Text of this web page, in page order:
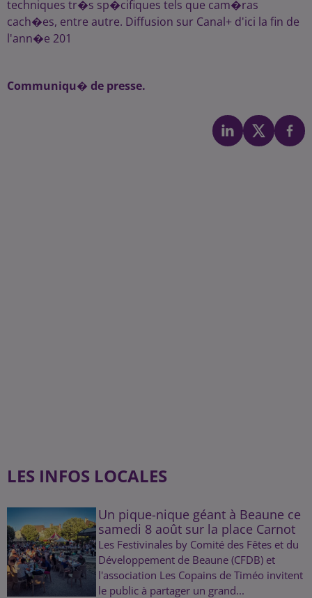
techniques tr�s sp�cifiques tels que cam�ras
cach�es, entre autre. Diffusion sur Canal+ d'ici la fin de
l'ann�e 201
Communiqu� de presse.
LES INFOS LOCALES
Un pique-nique géant à Beaune ce
samedi 8 août sur la place Carnot
Les Festivinales by Comité des Fêtes et du
Développement de Beaune (CFDB) et
l'association Les Copains de Timéo invitent
le public à partager un grand...